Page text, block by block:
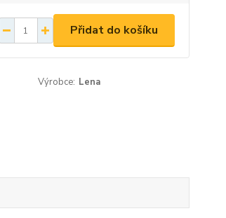
Přidat do košíku
Výrobce: Lena